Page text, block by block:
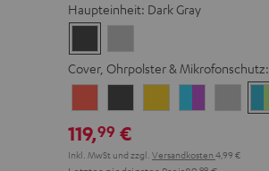
Haupteinheit: Dark Gray
Gray
Cover, Ohrpolster & Mikrofonschutz:
Red
Gray
Amber
Gray
119,99 €
Inkl. MwSt und zzgl. Versandkosten 4,99 €